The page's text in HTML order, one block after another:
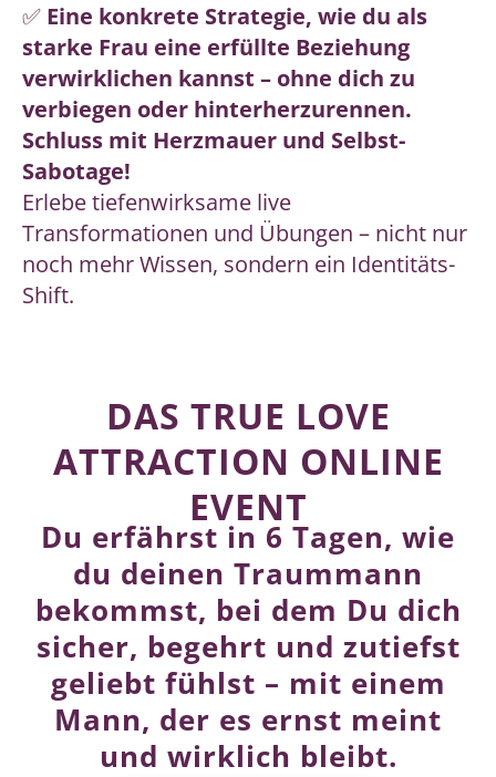
✅ Eine konkrete Strategie, wie du als
starke Frau eine erfüllte Beziehung
verwirklichen kannst – ohne dich zu
verbiegen oder hinterherzurennen.
Schluss mit Herzmauer und Selbst-
Sabotage!
Erlebe tiefenwirksame live
Transformationen und Übungen – nicht nur
noch mehr Wissen, sondern ein Identitäts-
Shift.
DAS TRUE LOVE
ATTRACTION ONLINE
EVENT
Du erfährst in 6 Tagen, wie
du deinen Traummann
bekommst, bei dem Du dich
sicher, begehrt und zutiefst
geliebt fühlst – mit einem
Mann, der es ernst meint
und wirklich bleibt.